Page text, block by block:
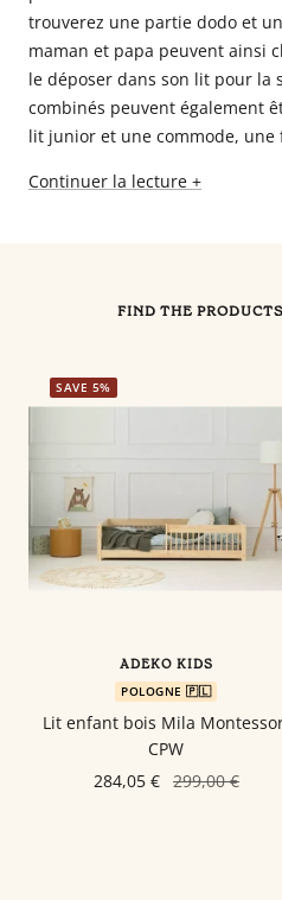
trouverez une partie dodo et
maman et papa peuvent ainsi
le déposer dans son lit pour la
combinés peuvent également
lit junior et une commode, une
Continuer la lecture +
FIND THE
SAVE 5%
ADEKO KIDS
POLOGNE 🇵🇱
Lit enfant bois Mila
CPW
284,05 € 299,00 €